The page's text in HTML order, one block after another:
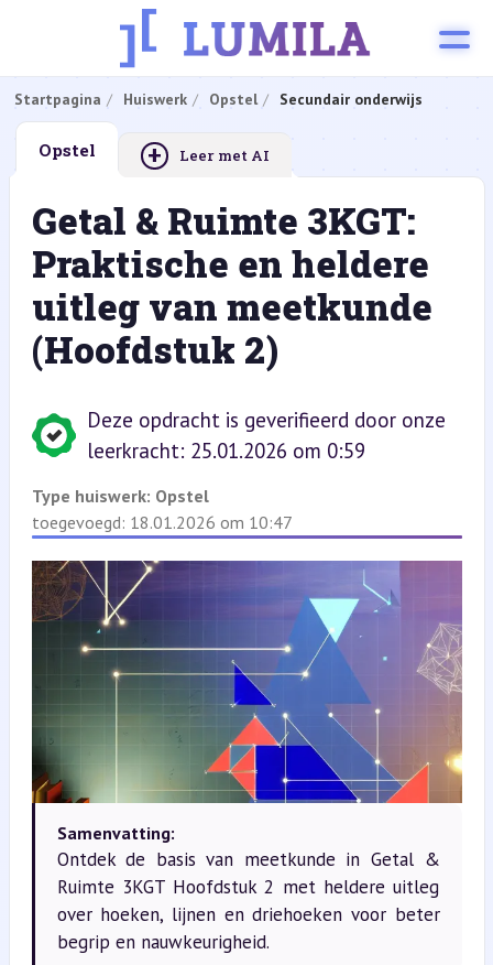
Startpagina Huiswerk Opstel Secundair onderwijs
Opstel + Leer met AI
Getal & Ruimte 3KGT:
Praktische en heldere
uitleg van meetkunde
(Hoofdstuk 2)
Deze opdracht is geverifieerd door onze
leerkracht: 25.01.2026 om 0:59
Type huiswerk: Opstel
toegevoegd: 18.01.2026 om 10:47
Samenvatting:
Ontdek de basis van meetkunde in Getal &
Ruimte 3KGT Hoofdstuk 2 met heldere uitleg
over hoeken, lijnen en driehoeken voor beter
begrip en nauwkeurigheid.